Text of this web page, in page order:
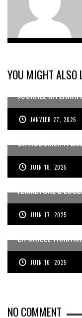
YOU MIGHT ALSO
JOURNÉE
JANVIER 27, 2026
UN KOUDMEN À
JUIN 18, 2025
FERMETURE
JUIN 17, 2025
LA GRILLE
JUIN 16, 2025
NO COMMENT